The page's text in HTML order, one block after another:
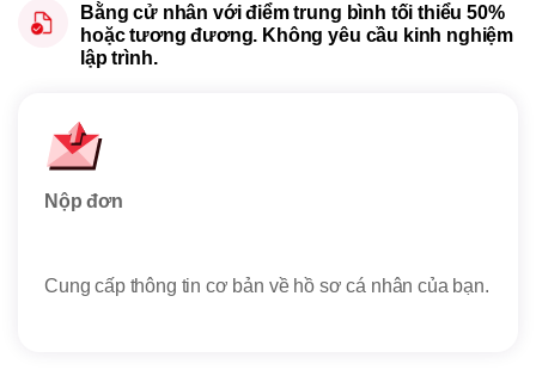
Bằng cử nhân với điểm trung bình tối thiểu 50%
hoặc tương đương. Không yêu cầu kinh nghiệm
lập trình.
Nộp đơn
Cung cấp thông tin cơ bản về hồ sơ cá nhân của bạn.